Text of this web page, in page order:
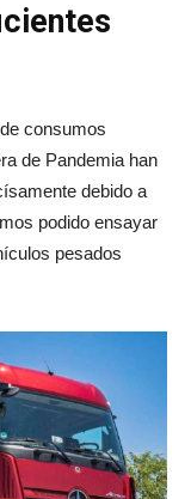
consumos
de Pandemia han
debido a
podido ensayar
pesados